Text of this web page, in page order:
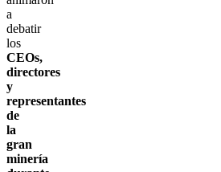
a
debatir
los
CEOs,
directores
y
representantes
de
la
gran
minería